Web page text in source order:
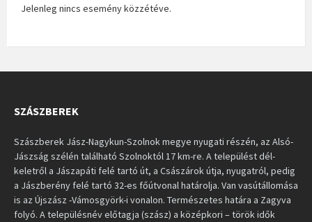
Jelenleg nincs esemény közzétéve.
SZÁSZBEREK
Szászberek Jász-Nagykun-Szolnok megye nyugati részén, az Alsó-
Jászság szélén található Szolnoktól 17 km-re. A települést dél-
keletről a Jászapáti felé tartó út, a Császárok útja, nyugatról, pedig
a Jászberény felé tartó 32-es főútvonal határolja. Van vasútállomása
is az Újszász -Vámosgyörk-i vonalon. Természetes határa a Zagyva
folyó. A településnév előtagja (szász) a középkori – török idők